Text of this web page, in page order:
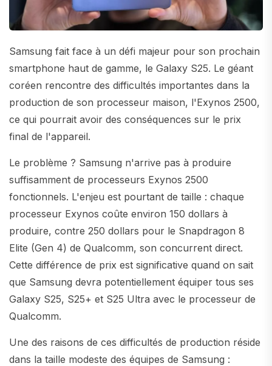
Samsung fait face à un défi majeur pour son prochain
smartphone haut de gamme, le Galaxy S25. Le géant
coréen rencontre des difficultés importantes dans la
production de son processeur maison, l'Exynos 2500,
ce qui pourrait avoir des conséquences sur le prix
final de l'appareil.
Le problème ? Samsung n'arrive pas à produire
suffisamment de processeurs Exynos 2500
fonctionnels. L'enjeu est pourtant de taille : chaque
processeur Exynos coûte environ 150 dollars à
produire, contre 250 dollars pour le Snapdragon 8
Elite (Gen 4) de Qualcomm, son concurrent direct.
Cette différence de prix est significative quand on sait
que Samsung devra potentiellement équiper tous ses
Galaxy S25, S25+ et S25 Ultra avec le processeur de
Qualcomm.
Une des raisons de ces difficultés de production réside
dans la taille modeste des équipes de Samsung :